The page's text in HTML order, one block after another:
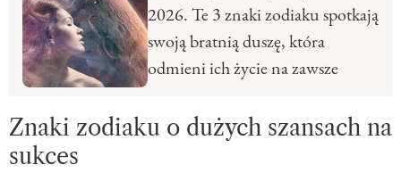
2026. Te 3 znaki zodiaku spotkają
swoją bratnią duszę, która
odmieni ich życie na zawsze
Znaki zodiaku o dużych szansach na
sukces